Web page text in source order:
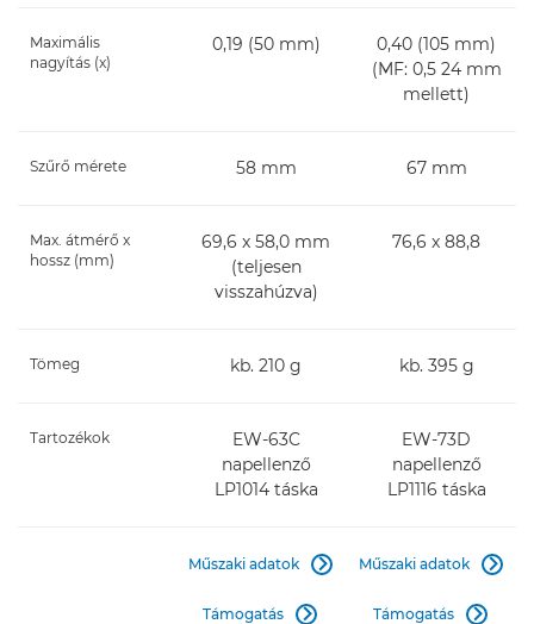
Maximális
nagyítás (x)
0,19 (50 mm)
0,40 (105 mm)
(MF: 0,5 24 mm
mellett)
Szűrő mérete 58 mm 67 mm
Max. átmérő x
hossz (mm)
69,6 x 58,0 mm
(teljesen
visszahúzva)
76,6 x 88,8
Tömeg kb. 210 g kb. 395 g
Tartozékok
EW-63C
napellenző
LP1014 táska
EW-73D
napellenző
LP1116 táska
Műszaki adatok 
Támogatás 
Műszaki adatok 
Támogatás 